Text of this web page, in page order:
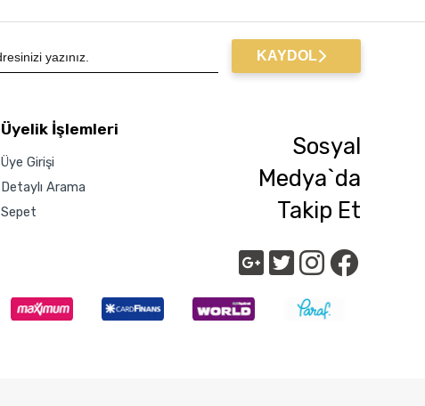
KAYDOL
Üyelik İşlemleri
Üye Girişi
Detaylı Arama
Sepet
Sosyal
Medya`da
Takip Et